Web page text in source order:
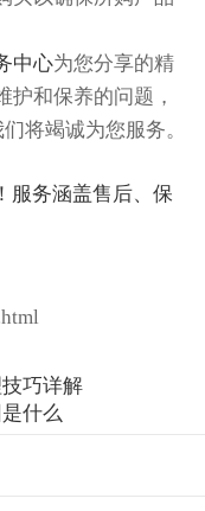
中心为您分享的精
护和保养的问题，
将竭诚为您服务。
巧详解
什么